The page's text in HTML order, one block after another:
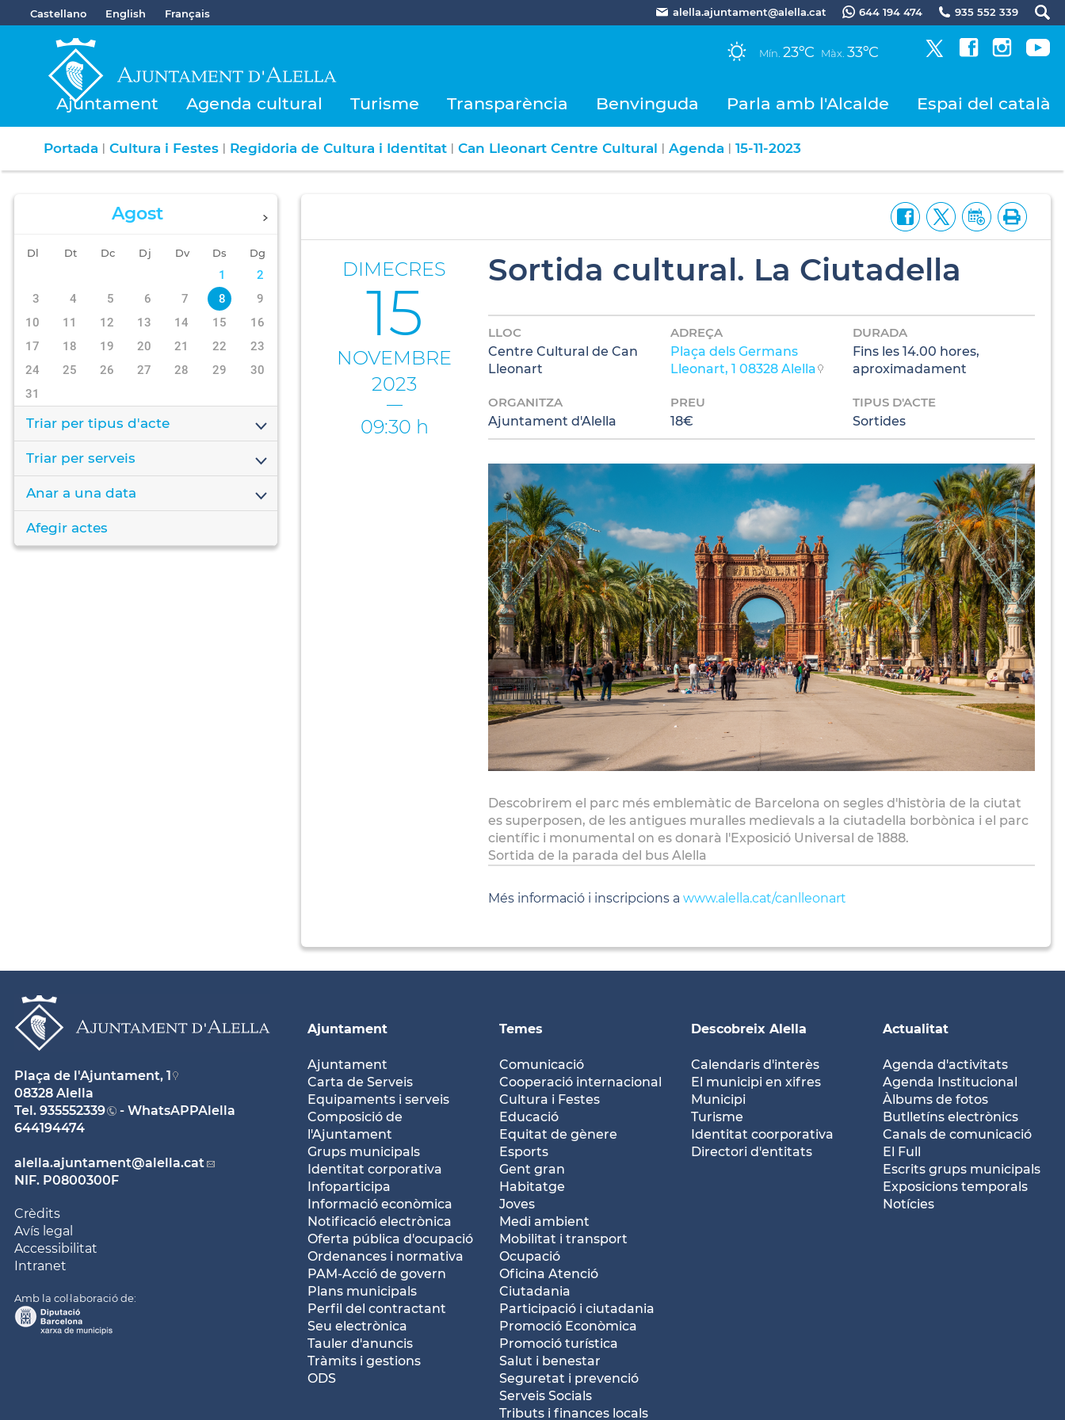
Castellano English Français alella.ajuntament@alella.cat 644 194 474 935 552 339
Mín. 23ºC Màx. 33ºC
Ajuntament Agenda cultural Turisme Transparència Benvinguda Parla amb l'Alcalde Espai del català
Portada | Cultura i Festes | Regidoria de Cultura i Identitat | Can Lleonart Centre Cultural | Agenda | 15-11-2023
Agost
Dl Dt Dc Dj Dv Ds Dg
1
2
3
4 5 6 7 8
9
10
11 12 13 14 15
16
17
18 19 20 21 22
23
24
25 26 27 28 29
30
31
Triar per tipus d'acte
Triar per serveis
Anar a una data
Afegir actes
DIMECRES
15
NOVEMBRE
2023
09:30 h
Sortida cultural. La Ciutadella
LLOC
Centre Cultural de Can
Lleonart
ADREÇA
Plaça dels Germans
Lleonart, 1 08328 Alella
DURADA
Fins les 14.00 hores,
aproximadament
ORGANITZA
Ajuntament d'Alella
PREU
18€
TIPUS D'ACTE
Sortides
Descobrirem el parc més emblemàtic de Barcelona on segles d'història de la ciutat
es superposen, de les antigues muralles medievals a la ciutadella borbònica i el parc
científic i monumental on es donarà l'Exposició Universal de 1888.
Sortida de la parada del bus Alella
Més informació i inscripcions awww.alella.cat/canlleonart
Ajuntament
Ajuntament
Carta de Serveis
Equipaments i serveis
Composició de
l'Ajuntament
Grups municipals
Identitat corporativa
Infoparticipa
Informació econòmica
Notificació electrònica
Oferta pública d'ocupació
Ordenances i normativa
PAM-Acció de govern
Plans municipals
Perfil del contractant
Seu electrònica
Tauler d'anuncis
Tràmits i gestions
ODS
Temes
Comunicació
Cooperació internacional
Cultura i Festes
Educació
Equitat de gènere
Esports
Gent gran
Habitatge
Joves
Medi ambient
Mobilitat i transport
Ocupació
Oficina Atenció
Ciutadania
Participació i ciutadania
Promoció Econòmica
Promoció turística
Salut i benestar
Seguretat i prevenció
Serveis Socials
Tributs i finances locals
Descobreix Alella
Calendaris d'interès
El municipi en xifres
Municipi
Turisme
Identitat coorporativa
Directori d'entitats
Actualitat
Agenda d'activitats
Agenda Institucional
Àlbums de fotos
Butlletíns electrònics
Canals de comunicació
El Full
Escrits grups municipals
Exposicions temporals
Notícies
Plaça de l'Ajuntament, 1
08328 Alella
Tel. 935552339
- WhatsAPPAlella
644194474
alella.ajuntament@alella.cat
NIF. P0800300F
Crèdits
Avís legal
Accessibilitat
Intranet
Amb la col·laboració de: